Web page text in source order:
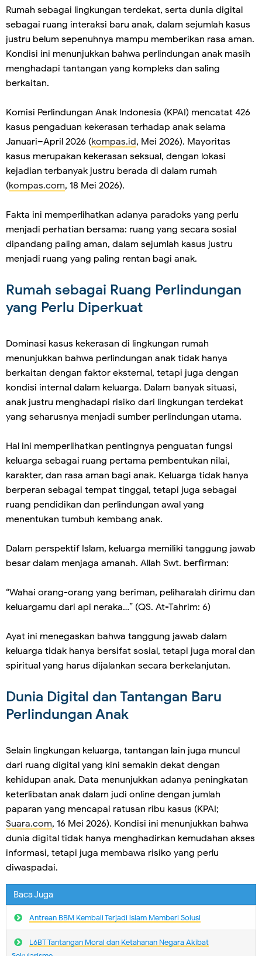
Rumah sebagai lingkungan terdekat, serta dunia digital
sebagai ruang interaksi baru anak, dalam sejumlah kasus
justru belum sepenuhnya mampu memberikan rasa aman.
Kondisi ini menunjukkan bahwa perlindungan anak masih
menghadapi tantangan yang kompleks dan saling
berkaitan.
Komisi Perlindungan Anak Indonesia (KPAI) mencatat 426
kasus pengaduan kekerasan terhadap anak selama
Januari–April 2026 (kompas.id, Mei 2026). Mayoritas
kasus merupakan kekerasan seksual, dengan lokasi
kejadian terbanyak justru berada di dalam rumah
(kompas.com, 18 Mei 2026).
Fakta ini memperlihatkan adanya paradoks yang perlu
menjadi perhatian bersama: ruang yang secara sosial
dipandang paling aman, dalam sejumlah kasus justru
menjadi ruang yang paling rentan bagi anak.
Rumah sebagai Ruang Perlindungan
yang Perlu Diperkuat
Dominasi kasus kekerasan di lingkungan rumah
menunjukkan bahwa perlindungan anak tidak hanya
berkaitan dengan faktor eksternal, tetapi juga dengan
kondisi internal dalam keluarga. Dalam banyak situasi,
anak justru menghadapi risiko dari lingkungan terdekat
yang seharusnya menjadi sumber perlindungan utama.
Hal ini memperlihatkan pentingnya penguatan fungsi
keluarga sebagai ruang pertama pembentukan nilai,
karakter, dan rasa aman bagi anak. Keluarga tidak hanya
berperan sebagai tempat tinggal, tetapi juga sebagai
ruang pendidikan dan perlindungan awal yang
menentukan tumbuh kembang anak.
Dalam perspektif Islam, keluarga memiliki tanggung jawab
besar dalam menjaga amanah. Allah Swt. berfirman:
“Wahai orang-orang yang beriman, peliharalah dirimu dan
keluargamu dari api neraka…” (QS. At-Tahrim: 6)
Ayat ini menegaskan bahwa tanggung jawab dalam
keluarga tidak hanya bersifat sosial, tetapi juga moral dan
spiritual yang harus dijalankan secara berkelanjutan.
Dunia Digital dan Tantangan Baru
Perlindungan Anak
Selain lingkungan keluarga, tantangan lain juga muncul
dari ruang digital yang kini semakin dekat dengan
kehidupan anak. Data menunjukkan adanya peningkatan
keterlibatan anak dalam judi online dengan jumlah
paparan yang mencapai ratusan ribu kasus (KPAI;
Suara.com, 16 Mei 2026). Kondisi ini menunjukkan bahwa
dunia digital tidak hanya menghadirkan kemudahan akses
informasi, tetapi juga membawa risiko yang perlu
diwaspadai.
Baca Juga
Antrean BBM Kembali Terjadi lslam Memberi Solusi
L6BT Tantangan Moral dan Ketahanan Negara Akibat